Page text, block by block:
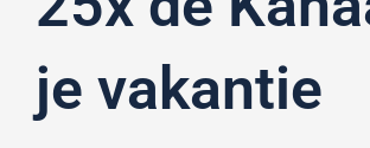
je vakantie